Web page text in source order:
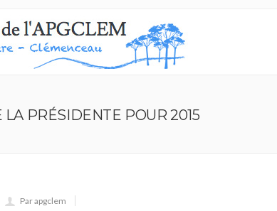
LA PRÉSIDENTE POUR 2015
Par apgclem